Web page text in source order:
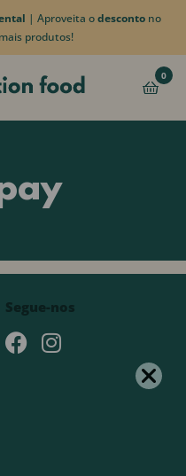
| Aproveita odesconto no
produtos!
0
Segue-nos